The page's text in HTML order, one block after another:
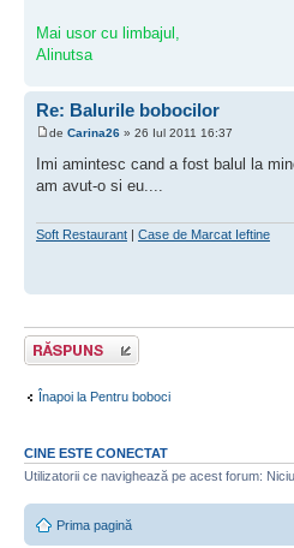
Mai usor cu limbajul,
Alinutsa
Re: Balurile bobocilor
de Carina26 » 26 Iul 2011 16:37
Imi amintesc cand a fost balul la
am avut-o si eu....
Soft Restaurant | Case de Marcat Ieftine
Scrie un răspuns
Înapoi la Pentru boboci
CINE ESTE CONECTAT
Utilizatorii ce navighează pe acest forum:
Prima pagină